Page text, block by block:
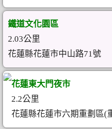
鐵道文化園區
2.03公里
花蓮縣花蓮市中山路71號
花蓮東大門夜市
2.2公里
花蓮縣花蓮市六期重劃區(